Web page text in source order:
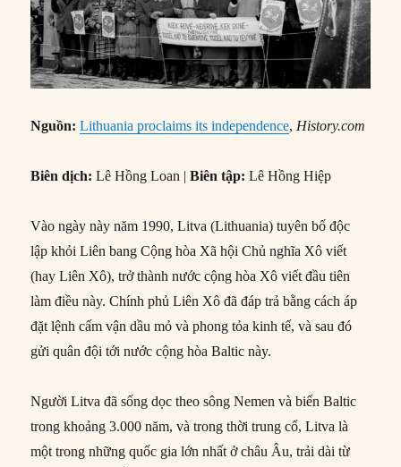
Nguồn: Lithuania proclaims its independence, History.com
Biên dịch: Lê Hồng Loan |Biên tập:Lê Hồng Hiệp
Vào ngày này năm 1990, Litva (Lithuania) tuyên bố độc
lập khỏi Liên bang Cộng hòa Xã hội Chủ nghĩa Xô viết
(hay Liên Xô), trở thành nước cộng hòa Xô viết đầu tiên
làm điều này. Chính phủ Liên Xô đã đáp trả bằng cách áp
đặt lệnh cấm vận dầu mỏ và phong tỏa kinh tế, và sau đó
gửi quân đội tới nước cộng hòa Baltic này.
Người Litva đã sống dọc theo sông Nemen và biển Baltic
trong khoảng 3.000 năm, và trong thời trung cổ, Litva là
một trong những quốc gia lớn nhất ở châu Âu, trải dài từ